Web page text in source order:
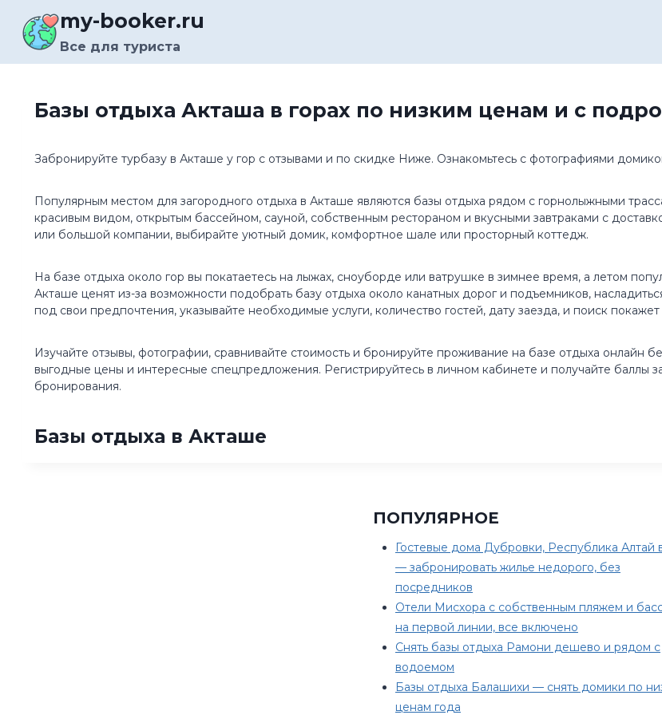
содержимому
my-booker.ru
Все для туриста
Базы отдыха Акташа в горах по низким ценам и с
Забронируйте турбазу в Акташе у гор с отзывами и по скидке Ниже. Ознакомьтесь с фотографиями
Популярным местом для загородного отдыха в Акташе являются базы отдыха рядом с горнолыжными
красивым видом, открытым бассейном, сауной, собственным рестораном и вкусными завтраками с
или большой компании, выбирайте уютный домик, комфортное шале или просторный коттедж.
На базе отдыха около гор вы покатаетесь на лыжах, сноуборде или ватрушке в зимнее время, а летом
Акташе ценят из-за возможности подобрать базу отдыха около канатных дорог и подъемников,
под свои предпочтения, указывайте необходимые услуги, количество гостей, дату заезда, и поиск
Изучайте отзывы, фотографии, сравнивайте стоимость и бронируйте проживание на базе отдыха онлайн
выгодные цены и интересные спецпредложения. Регистрируйтесь в личном кабинете и получайте баллы
бронирования.
Базы отдыха в Акташе
ПОПУЛЯРНОЕ
Гостевые дома Дубровки, Республика Алтай
— забронировать жилье недорого, без
посредников
Отели Мисхора с собственным пляжем и
на первой линии, все включено
Снять базы отдыха Рамони дешево и рядом с
водоемом
Базы отдыха Балашихи — снять домики по
ценам года